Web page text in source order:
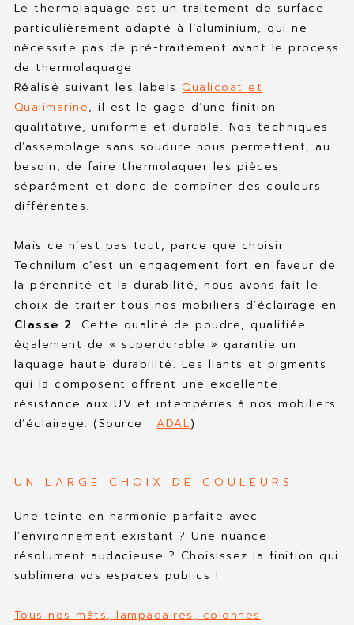
Le thermolaquage est un traitement de surface
particulièrement adapté à l’aluminium, qui ne
nécessite pas de pré-traitement avant le process
de thermolaquage.
Réalisé suivant les labels Qualicoat et
Qualimarine, il est le gage d’une finition
qualitative, uniforme et durable. Nos techniques
d’assemblage sans soudure nous permettent, au
besoin, de faire thermolaquer les pièces
séparément et donc de combiner des couleurs
différentes.
Mais ce n’est pas tout, parce que choisir
Technilum c’est un engagement fort en faveur de
la pérennité et la durabilité, nous avons fait le
choix de traiter tous nos mobiliers d’éclairage en
Classe 2. Cette qualité de poudre, qualifiée
également de « superdurable » garantie un
laquage haute durabilité. Les liants et pigments
qui la composent offrent une excellente
résistance aux UV et intempéries à nos mobiliers
d’éclairage. (Source :ADAL)
UN LARGE CHOIX DE COULEURS
Une teinte en harmonie parfaite avec
l’environnement existant ? Une nuance
résolument audacieuse ? Choisissez la finition qui
sublimera vos espaces publics !
Tous nos mâts, lampadaires, colonnes